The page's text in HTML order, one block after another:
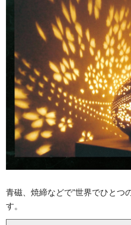
青磁、焼締などで"世界でひとつ
す。